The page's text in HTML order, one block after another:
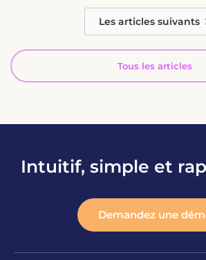
Les articles suivants
Tous les articles
Intuitif, simple et
Demandez une